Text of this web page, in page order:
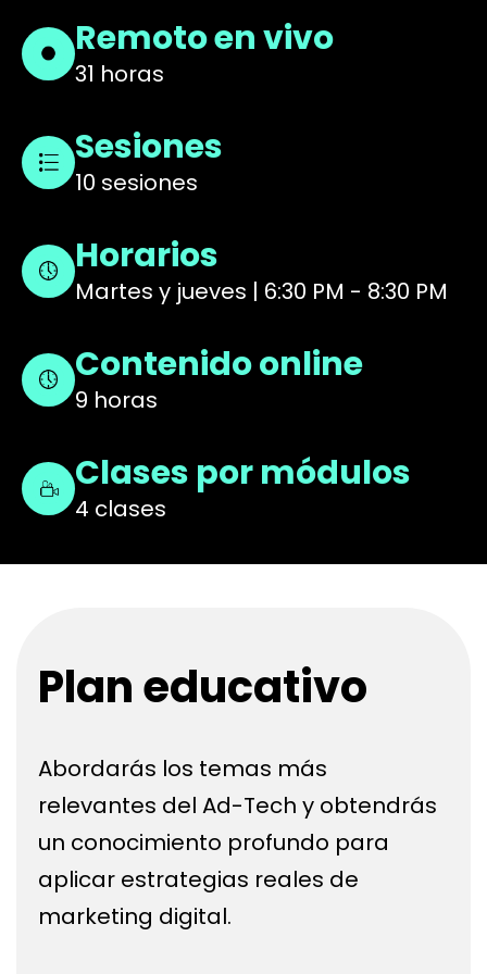
Remoto en vivo
31 horas
Sesiones
10 sesiones
Horarios
Martes y jueves | 6:30 PM - 8:30 PM
Contenido online
9 horas
Clases por módulos
4 clases
Plan educativo
Abordarás los temas más
relevantes del Ad-Tech y obtendrás
un conocimiento profundo para
aplicar estrategias reales de
marketing digital.